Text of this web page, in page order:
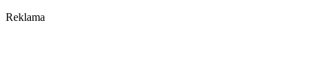
Reklama